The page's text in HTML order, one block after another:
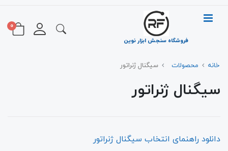
فروشگاه سنجش ابزار نوین
0
خانه محصولات سیگنال ژنراتور
سیگنال ژنراتور
دانلود راهنمای انتخاب سیگنال ژنراتور